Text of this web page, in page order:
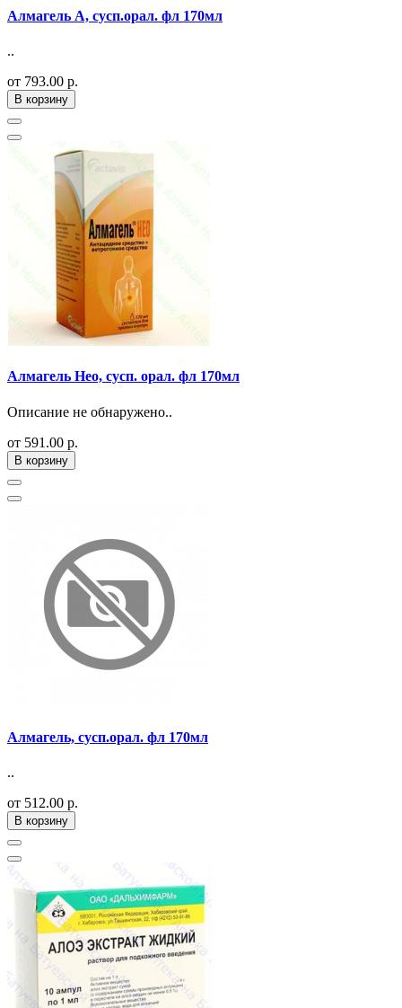
Алмагель А, сусп.орал. фл 170мл
..
от 793.00 р.
В корзину
Алмагель Нео, сусп. орал. фл 170мл
Описание не обнаружено..
от 591.00 р.
В корзину
Алмагель, сусп.орал. фл 170мл
..
от 512.00 р.
В корзину